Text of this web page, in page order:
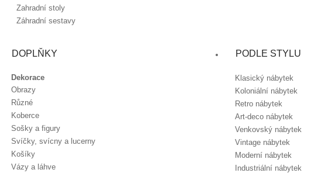
Zahradní stoly
Záhradní sestavy
DOPLŇKY
Dekorace
Obrazy
Různé
Koberce
Sošky a figury
Svíčky, svícny a lucerny
Košíky
Vázy a láhve
PODLE STYLU
Klasický nábytek
Koloniální nábytek
Retro nábytek
Art-deco nábytek
Venkovský nábytek
Vintage nábytek
Moderní nábytek
Industriální nábytek